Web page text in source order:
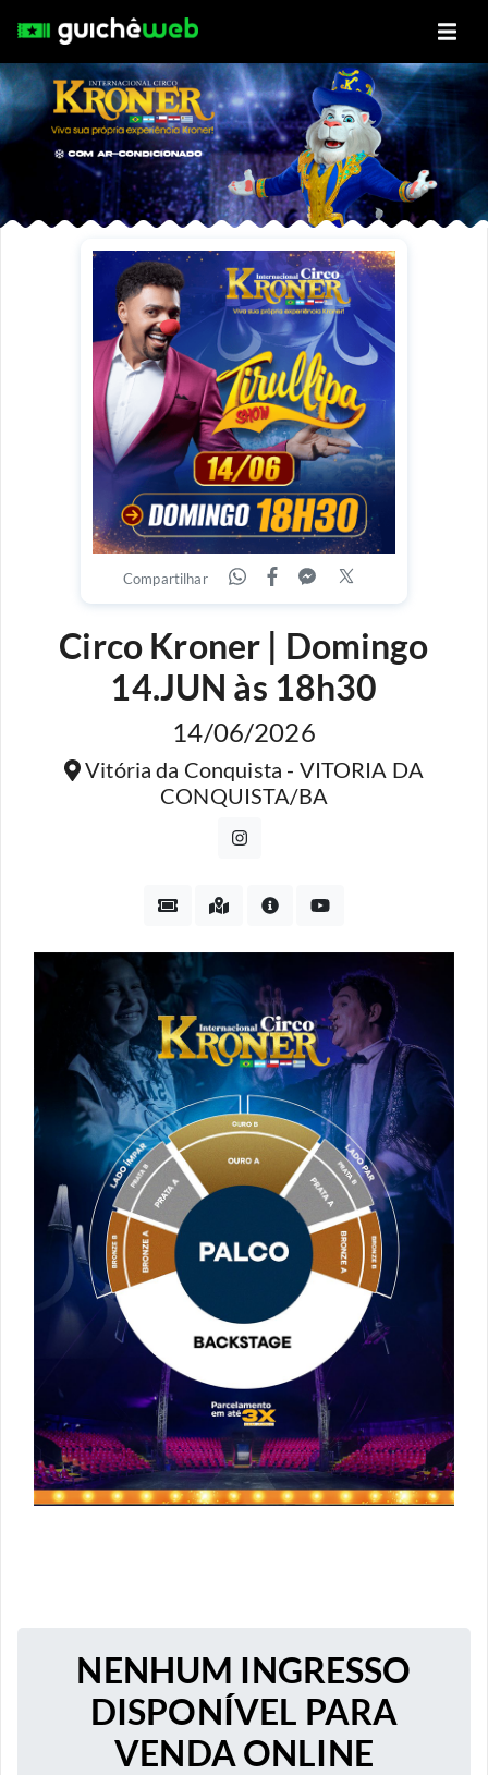
Compartilhar
Circo Kroner | Domingo
14.JUN às 18h30
14/06/2026
Vitória da Conquista - VITORIA DA
CONQUISTA/BA
NENHUM INGRESSO
DISPONÍVEL PARA
VENDA ONLINE